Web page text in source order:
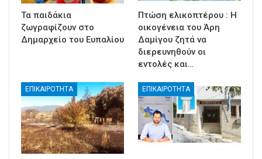
Τα παιδάκια
ζωγραφίζουν στο
Δημαρχείο του Ευπαλίου
Πτώση ελικοπτέρου : Η
οικογένεια του Άρη
Δαμίγου ζητά να
διερευνηθούν οι
εντολές και…
ΕΠΙΚΑΙΡΟΤΗΤΑ ΕΠΙΚΑΙΡΟΤΗΤΑ